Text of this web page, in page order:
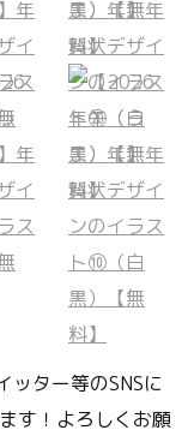
ッター等のSNSに
す！よろしくお願